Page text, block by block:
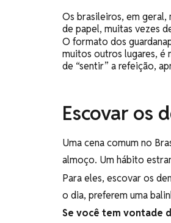
Os brasileiros, em
de papel, muitas vezes
O formato dos
muitos outros lugares,
de “sentir” a refeição,
Escovar os
Uma cena comum no
almoço. Um hábito
Para eles, escovar os
o dia, preferem uma
Se você tem vontade